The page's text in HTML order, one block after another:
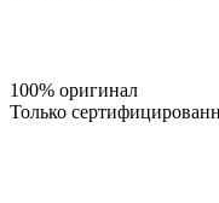
100% оригинал
Только